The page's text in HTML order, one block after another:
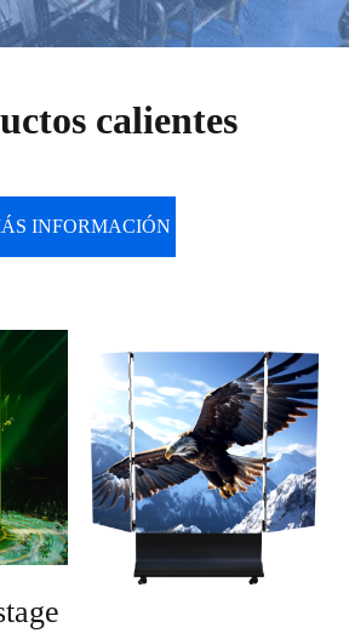
calientes
INFORMACIÓN